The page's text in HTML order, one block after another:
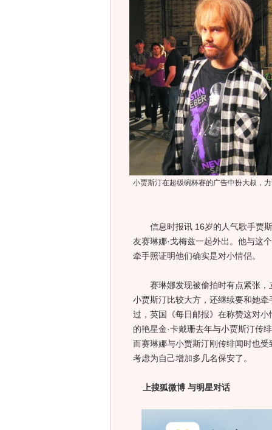
小贾斯汀在超级碗杯赛的广告中扮大叔，
信息时报讯 16岁的人气歌手贾斯
友赛琳娜·戈梅兹一起外出。他与这
牵手照证明他们确实是对小情侣。
赛琳娜发现被偷拍时有点紧张，
小贾斯汀比较大方，还继续要和她
过，英国《每日邮报》在称赞这对
的艳星金·卡戴珊去年与小贾斯汀传
而赛琳娜与小贾斯汀刚传绯闻时也
考虑为自己增加多几名保安了。
上搜狐微博 与明星对话